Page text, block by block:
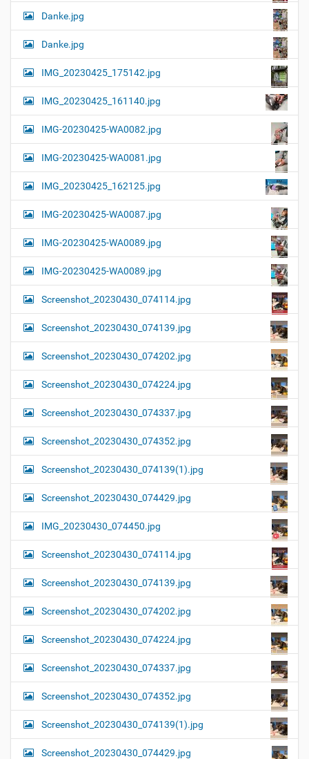
Danke.jpg
Danke.jpg
IMG_20230425_175142.jpg
IMG_20230425_161140.jpg
IMG-20230425-WA0082.jpg
IMG-20230425-WA0081.jpg
IMG_20230425_162125.jpg
IMG-20230425-WA0087.jpg
IMG-20230425-WA0089.jpg
IMG-20230425-WA0089.jpg
Screenshot_20230430_074114.jpg
Screenshot_20230430_074139.jpg
Screenshot_20230430_074202.jpg
Screenshot_20230430_074224.jpg
Screenshot_20230430_074337.jpg
Screenshot_20230430_074352.jpg
Screenshot_20230430_074139(1).jpg
Screenshot_20230430_074429.jpg
IMG_20230430_074450.jpg
Screenshot_20230430_074114.jpg
Screenshot_20230430_074139.jpg
Screenshot_20230430_074202.jpg
Screenshot_20230430_074224.jpg
Screenshot_20230430_074337.jpg
Screenshot_20230430_074352.jpg
Screenshot_20230430_074139(1).jpg
Screenshot_20230430_074429.jpg